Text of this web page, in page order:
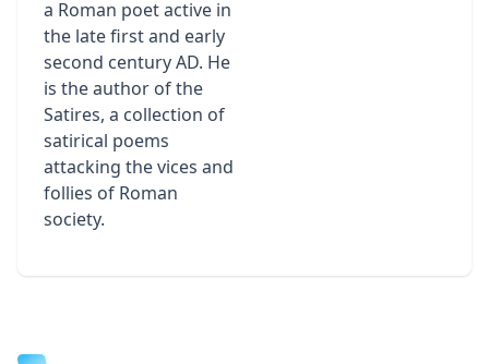
a Roman poet active in
the late first and early
second century AD. He
is the author of the
Satires, a collection of
satirical poems
attacking the vices and
follies of Roman
society.